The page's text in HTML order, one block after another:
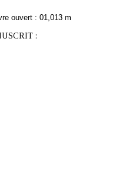
ouvert : 01,013 m
: